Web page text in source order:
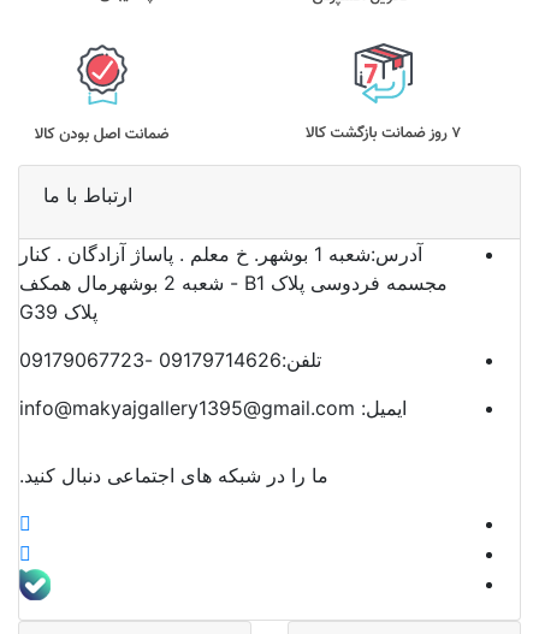
ارتباط با ما
آدرس:
شعبه 1 بوشهر. خ معلم . پاساژ آزادگان . کنار
مجسمه فردوسی پلاک B1 - شعبه 2 بوشهرمال همکف
پلاک G39
تلفن:09179714626 -09179067723
ایمیل:
ما را در شبکه های اجتماعی دنبال کنید.